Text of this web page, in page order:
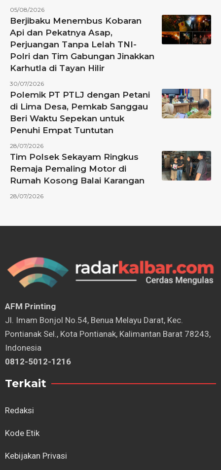
05/08/2026
Berjibaku Menembus Kobaran
Api dan Pekatnya Asap,
Perjuangan Tanpa Lelah TNI-
Polri dan Tim Gabungan Jinakkan
Karhutla di Tayan Hilir
30/07/2026
Polemik PT PTLJ dengan Petani
di Lima Desa, Pemkab Sanggau
Beri Waktu Sepekan untuk
Penuhi Empat Tuntutan
28/07/2026
Tim Polsek Sekayam Ringkus
Remaja Pemaling Motor di
Rumah Kosong Balai Karangan
28/07/2026
AFM Printing
⁠Jl. Imam Bonjol No.54, Benua Melayu Darat, Kec.
Pontianak Sel., Kota Pontianak, Kalimantan Barat 78243,
Indonesia
0812-5012-1216
Terkait
Redaksi
Kode Etik
Kebijakan Privasi